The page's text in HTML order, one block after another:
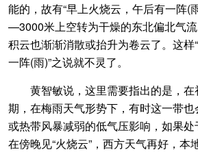
能的，故有“早上火烧云，午后有一阵(
—3000米上空转为干燥的东北偏北气
积云也渐渐消散或抬升为卷云了。这样
一阵(雨)”之说就不灵了。
黄智敏说，这里需要指出的是，在
期，在梅雨天气形势下，有时这一带
或热带风暴减弱的低气压影响，如果
在傍晚见“火烧云”，西方天气再好，本